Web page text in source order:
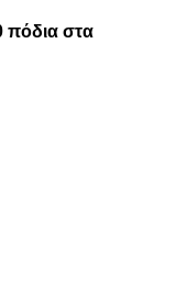
πόδια στα